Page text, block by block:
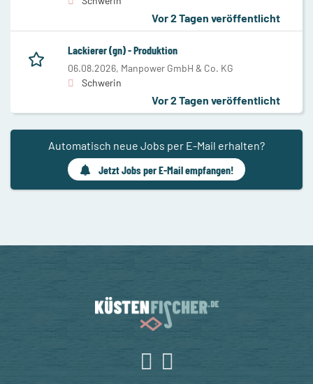
Vor 2 Tagen veröffentlicht
Lackierer (gn) - Produktion
06.08.2026, Manpower GmbH & Co. KG
Schwerin
Vor 2 Tagen veröffentlicht
Automatisch neue Jobs per E-Mail erhalten?
Jetzt Jobs per E-Mail empfangen!